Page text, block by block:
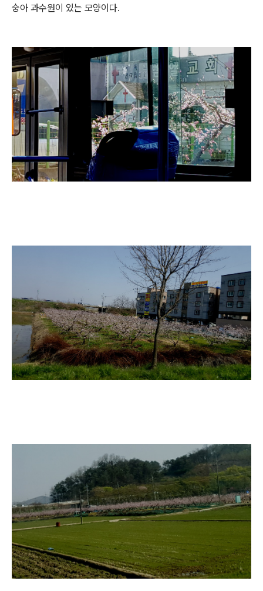
숭아 과수원이 있는 모양이다.